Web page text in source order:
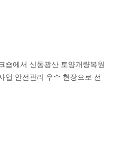
숍에서 신동광산 토양개량복원
업 안전관리 우수 현장으로 선